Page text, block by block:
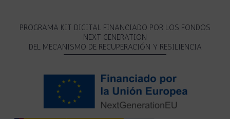
PROGRAMA KIT DIGITAL FINANCIADO POR LOS FONDOS
NEXT GENERATION
DEL MECANISMO DE RECUPERACIÓN Y RESILIENCIA